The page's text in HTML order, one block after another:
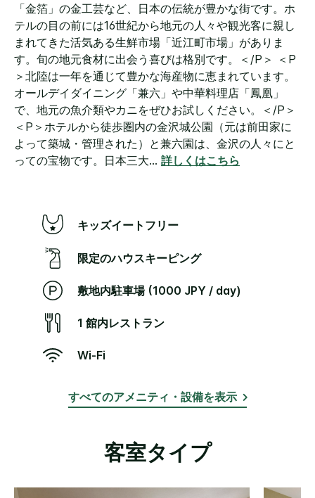
「金箔」の金工芸など、日本の伝統が豊かな街です。ホ
テルの目の前には16世紀から地元の人々や観光客に親し
まれてきた活気ある生鮮市場「近江町市場」がありま
す。旬の地元食材に出会う喜びは格別です。＜/P＞ ＜P
＞北陸は一年を通じて豊かな海産物に恵まれています。
オールデイダイニング「兼六」や中華料理店「鳳凰」
で、地元の魚介類やカニをぜひお試しください。＜/P＞
＜P＞ホテルから徒歩圏内の金沢城公園（元は前田家に
よって築城・管理された）と兼六園は、金沢の人々にと
っての宝物です。日本三大... 詳しくはこちら
キッズイートフリー
限定のハウスキーピング
敷地内駐車場 (1000 JPY / day)
1 館内レストラン
Wi-Fi
すべてのアメニティ・設備を表示
客室タイプ